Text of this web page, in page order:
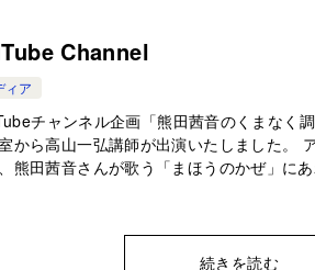
Channel
ィア
チャンネル企画「熊田茜音のくまなく
から高山一弘講師が出演いたしました。
熊田茜音さんが歌う「まほうのかぜ」に
続きを読む